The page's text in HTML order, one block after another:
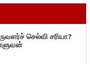
செல்வி சரியா?